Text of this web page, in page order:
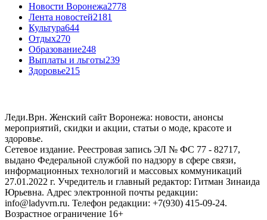
Новости Воронежа2778
Лента новостей2181
Культура644
Отдых270
Образование248
Выплаты и льготы239
Здоровье215
Леди.Врн. Женский сайт Воронежа: новости, анонсы
мероприятий, скидки и акции, статьи о моде, красоте и
здоровье.
Сетевое издание. Реестровая запись ЭЛ № ФС 77 - 82717,
выдано Федеральной службой по надзору в сфере связи,
информационных технологий и массовых коммуникаций
27.01.2022 г. Учредитель и главный редактор: Гитман Зинаида
Юрьевна. Адрес электронной почты редакции:
info@ladyvrn.ru. Телефон редакции: +7(930) 415-09-24.
Возрастное ограничение 16+